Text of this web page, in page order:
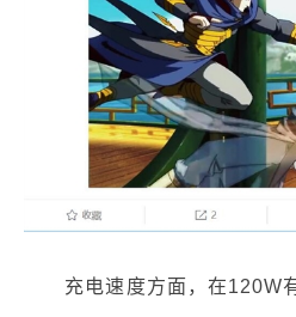
充电速度方面，在120W